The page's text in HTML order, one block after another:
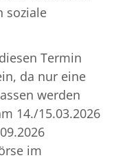
soziale
Termin
da nur eine
werden
14./15.03.2026
im